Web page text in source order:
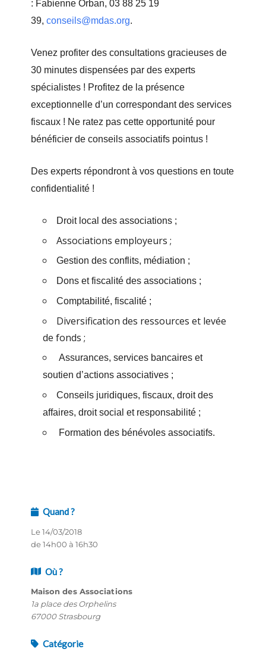
: Fabienne Orban, 03 88 25 19
39, conseils@mdas.org.
Venez profiter des consultations gracieuses de
30 minutes dispensées par des experts
spécialistes ! Profitez de la présence
exceptionnelle d’un correspondant des services
fiscaux ! Ne ratez pas cette opportunité pour
bénéficier de conseils associatifs pointus !
Des experts répondront à vos questions en toute
confidentialité !
Droit local des associations ;
Associations employeurs ;
Gestion des conflits, médiation ;
Dons et fiscalité des associations ;
Comptabilité, fiscalité ;
Diversification des ressources et levée
de fonds ;
Assurances, services bancaires et
soutien d’actions associatives ;
Conseils juridiques, fiscaux, droit des
affaires, droit social et responsabilité ;
Formation des bénévoles associatifs.
Quand ?
Le 14/03/2018
de 14h00 à 16h30
Où ?
Maison des Associations
1a place des Orphelins
67000 Strasbourg
Catégorie